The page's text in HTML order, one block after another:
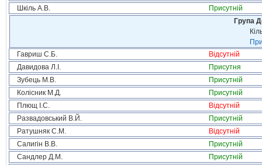
Шкіль А.В.
Присутній
Група
Гавриш С.Б.
Відсутній
Давидова Л.І.
Присутня
Зубець М.В.
Присутній
Колісник М.Д.
Присутній
Плющ І.С.
Відсутній
Развадовський В.Й.
Присутній
Ратушняк С.М.
Відсутній
Салигін В.В.
Присутній
Сандлер Д.М.
Присутній